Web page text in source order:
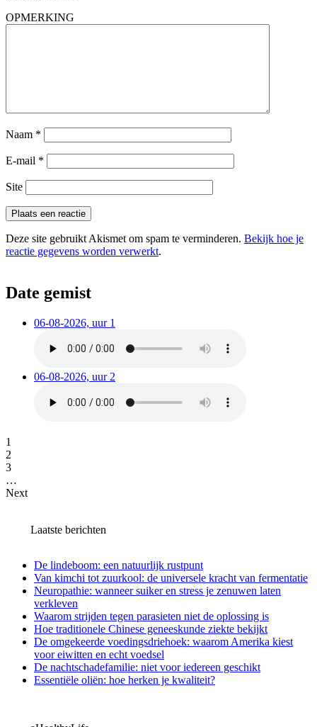
OPMERKING
Naam *
E-mail *
Site
Deze site gebruikt Akismet om spam te verminderen. Bekijk hoe je
reactie gegevens worden verwerkt.
Date gemist
06-08-2026, uur 1
06-08-2026, uur 2
1
2
3
…
Next
Laatste berichten
De lindeboom: een natuurlijk rustpunt
Van kimchi tot zuurkool: de universele kracht van fermentatie
Neuropathie: wanneer suiker en stress je zenuwen laten
verkleven
Waarom strijden tegen parasieten niet de oplossing is
Hoe traditionele Chinese geneeskunde ziekte bekijkt
De omgekeerde voedingsdriehoek: waarom Amerika kiest
voor eiwitten en echt voedsel
De nachtschadefamilie: niet voor iedereen geschikt
Essentiële oliën: hoe herken je kwaliteit?